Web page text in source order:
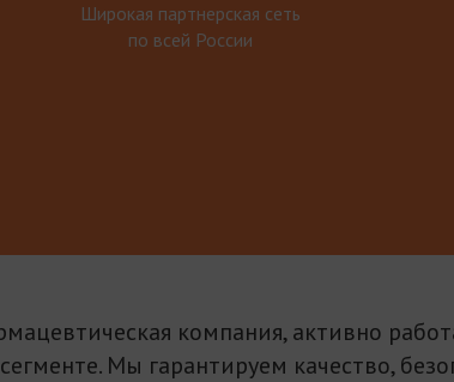
Широкая партнерская сеть
по всей России
компания, активно
Мы гарантируем качество,